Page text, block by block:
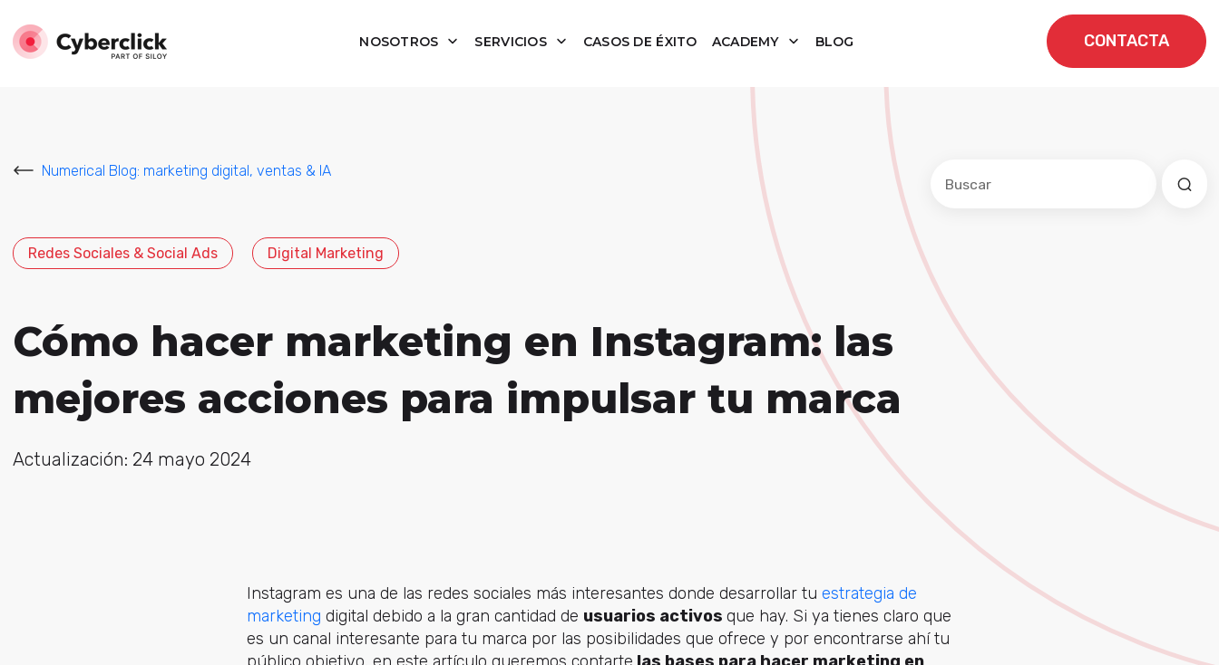
NOSOTROS SERVICIOS CASOS DE ÉXITO ACADEMY BLOG CONTACTA
Numerical Blog: marketing digital, ventas & IA
Redes Sociales & Social Ads Digital Marketing
Cómo hacer marketing en Instagram: las
mejores acciones para impulsar tu marca
Actualización: 24 mayo 2024
Instagram es una de las redes sociales más interesantes donde desarrollar tu estrategia de
marketing digital debido a la gran cantidad de usuarios activos que hay. Si ya tienes claro que
es un canal interesante para tu marca por las posibilidades que ofrece y por encontrarse ahí tu